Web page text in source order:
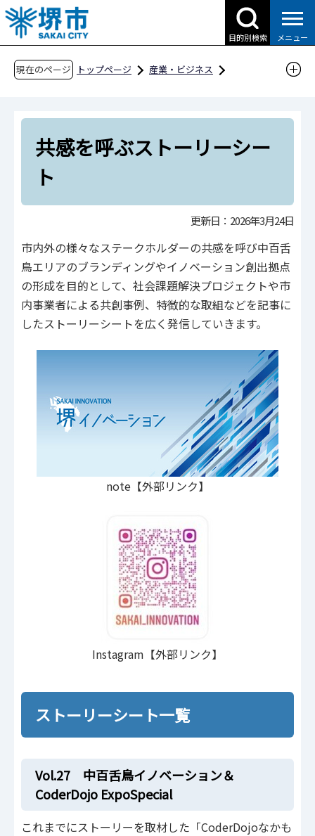
こ
の
ペ
目的別検索 メニュー
現在のページ トップページ
産業・ビジネス
社会課題解決型イノベーション創出事業
共感を呼ぶストーリーシート
共感を呼ぶストーリーシー
ト
更新日：2026年3月24日
市内外の様々なステークホルダーの共感を呼び中百舌
鳥エリアのブランディングやイノベーション創出拠点
の形成を目的として、社会課題解決プロジェクトや市
内事業者による共創事例、特徴的な取組などを記事に
したストーリーシートを広く発信していきます。
note【外部リンク】
Instagram【外部リンク】
ストーリーシート一覧
Vol.27 中百舌鳥イノベーション＆
CoderDojo ExpoSpecial
これまでにストーリーを取材した「CoderDojoなかも